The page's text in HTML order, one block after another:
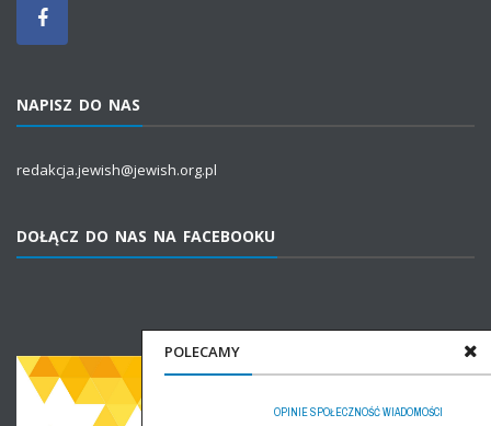
POLECAMY
OPINIESPOŁECZNOŚĆWIADOMOŚCI
NAPISZ DO NAS
redakcja.jewish@jewish.org.pl
DOŁĄCZ DO NAS NA FACEBOOKU